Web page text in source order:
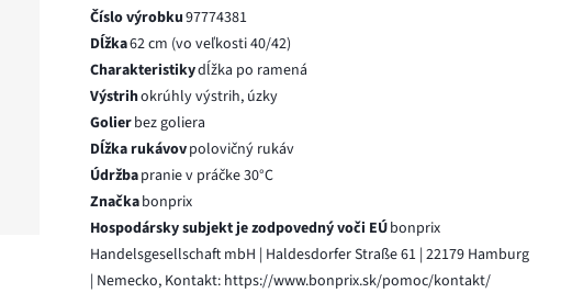
Číslo výrobku97774381
Dĺžka62 cm (vo veľkosti 40/42)
Charakteristikydĺžka po ramená
Výstrihokrúhly výstrih, úzky
Golierbez goliera
Dĺžka rukávovpolovičný rukáv
Údržbapranie v práčke 30°C
Značkabonprix
Hospodársky subjekt je zodpovedný voči EÚbonprix
Handelsgesellschaft mbH | Haldesdorfer Straße 61 | 22179 Hamburg
| Nemecko, Kontakt: https://www.bonprix.sk/pomoc/kontakt/